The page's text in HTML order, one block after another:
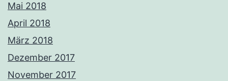
Mai 2018
April 2018
März 2018
Dezember 2017
November 2017